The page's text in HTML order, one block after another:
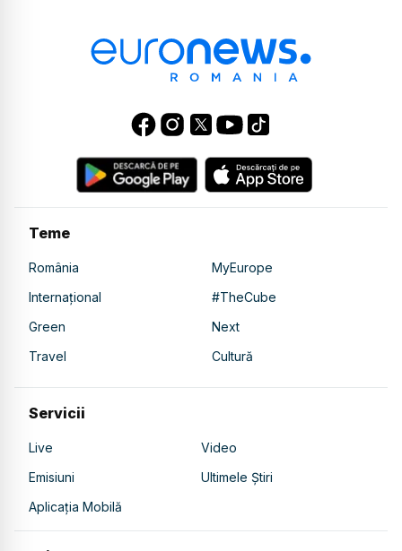
Teme
România
MyEurope
Internațional
#TheCube
Green
Next
Travel
Cultură
Servicii
Live
Video
Emisiuni
Ultimele Știri
Aplicația Mobilă